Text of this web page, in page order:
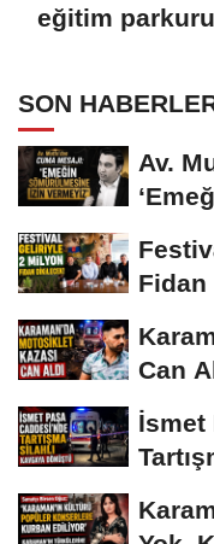
eğitim
SON
Av.
Fidan
Can
İsmet